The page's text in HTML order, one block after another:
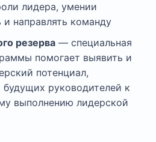
лидера, умении
и направлять команду
резерва — специальная
помогает выявить и
потенциал,
будущих руководителей к
выполнению лидерской